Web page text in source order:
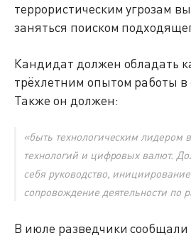
террористическим угрозам
заняться поиском
Кандидат должен обладать
трёхлетним опытом работы в
Также он должен:
«быть технологическим лидером
технологий и цифровых валют.
себя руководство,
сопровождение деятельности по
В июле разведчики